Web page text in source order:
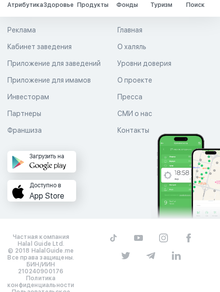
АтрибутикаЗдоровье Продукты Фонды Туризм Поиск
Главная
О халяль
Уровни доверия
Реклама
Кабинет заведения
Приложение для заведений
Приложение для имамов О проекте
Пресса
СМИ о нас
Контакты
Инвесторам
Партнеры
Франшиза
Загрузить на
Доступно в
App Store
Частная компания
Halal Guide Ltd.
© 2018 HalalGuide.me
Все права защищены.
БИН/ИИН
210240900176
Политика
конфиденциальности